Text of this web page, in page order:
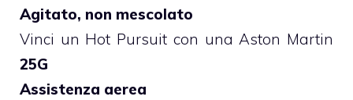
Agitato, non mescolato
Vinci un Hot Pursuit con una Aston Martin
25G
Assistenza aerea